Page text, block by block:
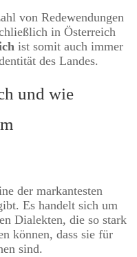
von Redewendungen
in Österreich
ist somit auch immer
des Landes.
und wie
der markantesten
Es handelt sich um
Dialekten, die so stark
können, dass sie für
sind.